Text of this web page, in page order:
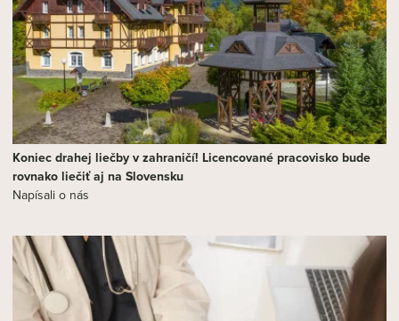
Koniec drahej liečby v zahraničí! Licencované pracovisko bude
rovnako liečiť aj na Slovensku
Napísali o nás